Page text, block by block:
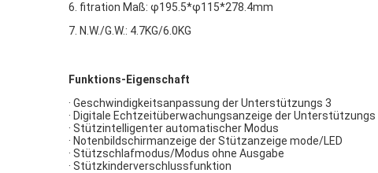
6. fitration Maß: φ195.5*φ115*278.4mm
7. N.W./G.W.: 4.7KG/6.0KG
Funktions-Eigenschaft
· Geschwindigkeitsanpassung der Unterstützungs 3
· Digitale Echtzeitüberwachungsanzeige der Unterstützungs
· Stützintelligenter automatischer Modus
· Notenbildschirmanzeige der Stützanzeige mode/LED
· Stützschlafmodus/Modus ohne Ausgabe
· Stützkinderverschlussfunktion